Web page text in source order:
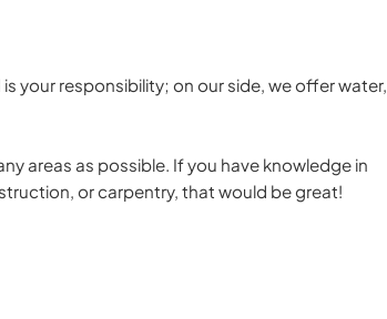
your responsibility; on our side, we offer water,
areas as possible. If you have knowledge in
or carpentry, that would be great!